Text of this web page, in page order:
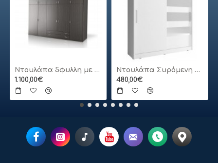
Ντουλάπα 5φυλλη με πατάρι
1.100,00€
Ντουλάπα Συρόμενη 24113-MJ3-180 Χρώμα Λευκό 180x200x62cm
480,00€